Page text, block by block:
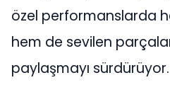
özel performanslarda
hem de sevilen
paylaşmayı sürdürüyor.